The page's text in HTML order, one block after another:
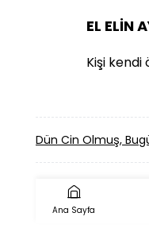
EL ELİN
Kişi
Dün Cin Olmuş,
Ana Sayfa